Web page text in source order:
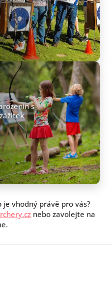
s
vhodný právě pro vás?
nebo zavolejte na